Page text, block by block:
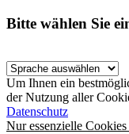
Bitte wählen Sie
Um Ihnen ein
der Nutzung aller
Datenschutz
Nur essenzielle Cookies